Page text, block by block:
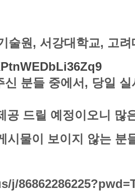
술원, 서강대학교, 고려
분들 중에서, 당일
공 드릴 예정이오니 많
물이 보이지 않는 분
j/